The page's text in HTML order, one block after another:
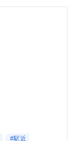
#駅近